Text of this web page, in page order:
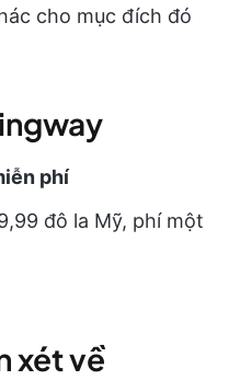
cho mục đích đó
phí
đô la Mỹ, phí một
xét về